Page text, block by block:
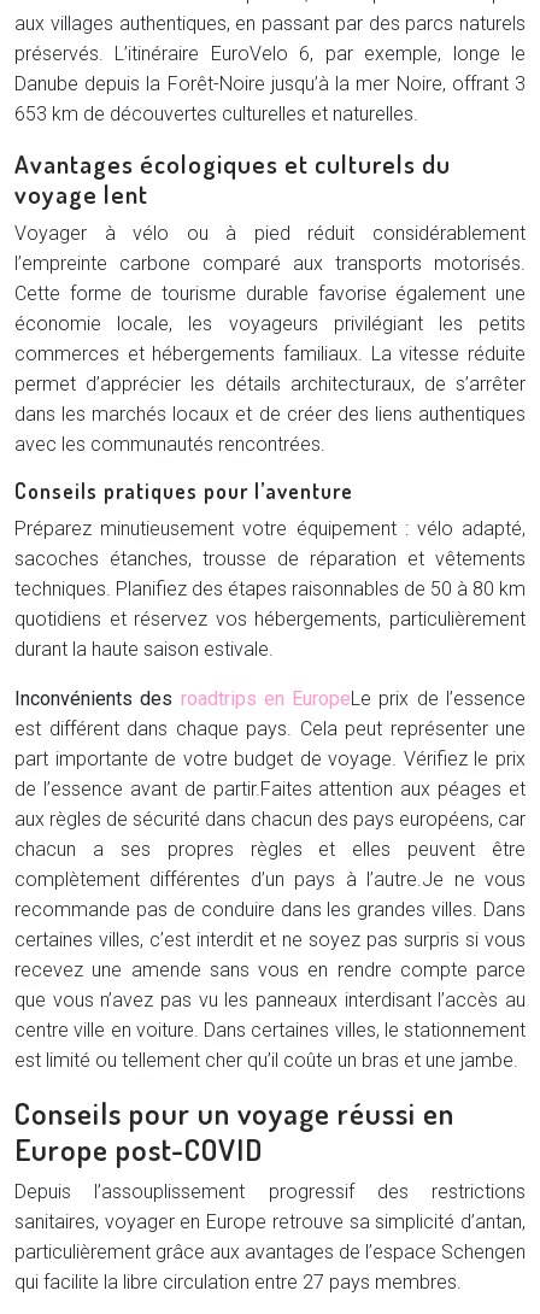
aux villages authentiques, en passant par des parcs naturels
préservés. L’itinéraire EuroVelo 6, par exemple, longe le
Danube depuis la Forêt-Noire jusqu’à la mer Noire, offrant 3
653 km de découvertes culturelles et naturelles.
Avantages écologiques et culturels du
voyage lent
Voyager à vélo ou à pied réduit considérablement
l’empreinte carbone comparé aux transports motorisés.
Cette forme de tourisme durable favorise également une
économie locale, les voyageurs privilégiant les petits
commerces et hébergements familiaux. La vitesse réduite
permet d’apprécier les détails architecturaux, de s’arrêter
dans les marchés locaux et de créer des liens authentiques
avec les communautés rencontrées.
Conseils pratiques pour l’aventure
Préparez minutieusement votre équipement : vélo adapté,
sacoches étanches, trousse de réparation et vêtements
techniques. Planifiez des étapes raisonnables de 50 à 80 km
quotidiens et réservez vos hébergements, particulièrement
durant la haute saison estivale.
Inconvénients des roadtrips en EuropeLe prix de l’essence
est différent dans chaque pays. Cela peut représenter une
part importante de votre budget de voyage. Vérifiez le prix
de l’essence avant de partir.Faites attention aux péages et
aux règles de sécurité dans chacun des pays européens, car
chacun a ses propres règles et elles peuvent être
complètement différentes d’un pays à l’autre.Je ne vous
recommande pas de conduire dans les grandes villes. Dans
certaines villes, c’est interdit et ne soyez pas surpris si vous
recevez une amende sans vous en rendre compte parce
que vous n’avez pas vu les panneaux interdisant l’accès au
centre ville en voiture. Dans certaines villes, le stationnement
est limité ou tellement cher qu’il coûte un bras et une jambe.
Conseils pour un voyage réussi en
Europe post-COVID
Depuis l’assouplissement progressif des restrictions
sanitaires, voyager en Europe retrouve sa simplicité d’antan,
particulièrement grâce aux avantages de l’espace Schengen
qui facilite la libre circulation entre 27 pays membres.